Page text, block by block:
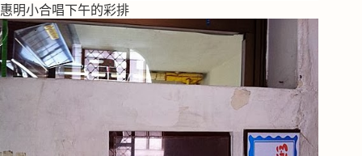
惠明小合唱下午的彩排